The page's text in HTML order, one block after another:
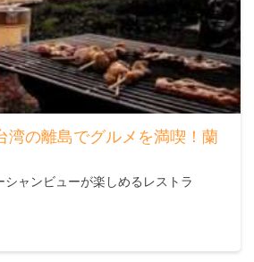
湾の離島でグルメを満喫！蘭
ャンビューが楽しめるレストラ